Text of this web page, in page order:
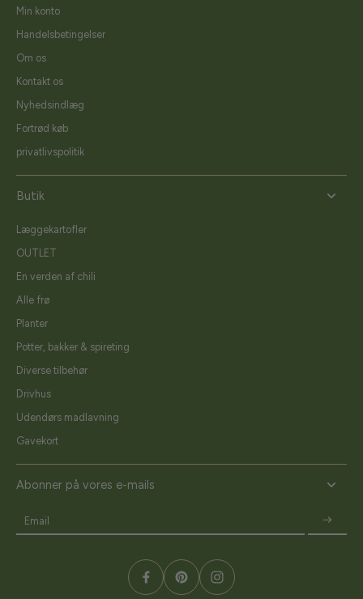
Min konto
Handelsbetingelser
Om os
Kontakt os
Nyhedsindlæg
Fortrød køb
privatlivspolitik
Butik
Læggekartofler
OUTLET
En verden af chili
Alle frø
Planter
Potter, bakker & spireting
Diverse tilbehør
Drivhus
Udendørs madlavning
Gavekort
Abonner på vores e-mails
Email